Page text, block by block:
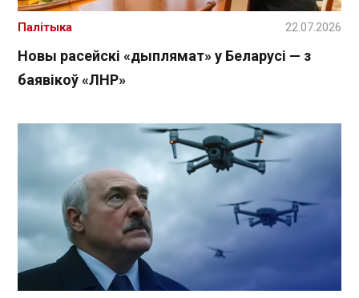
Новы расейскі «дыплямат» у Беларусі — з
баявікоў «ЛНР»
Палітыка 22.07.2026